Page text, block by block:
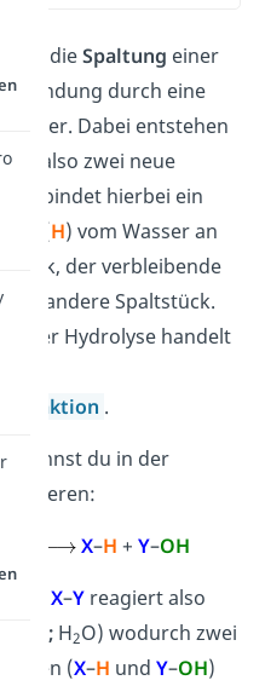
ist dieSpaltung einer
durch eine
Wasser. Dabei entstehen
also zwei neue
bindet hierbei ein
(H) vom Wasser an
der verbleibende
das andere Spaltstück.
der Hydrolyse handelt
.
kannst du in der
X–H +Y–OH
X–Y reagiert also
; H2O) wodurch zwei
(X–H undY–OH)